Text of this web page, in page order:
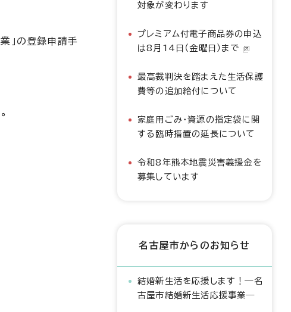
」の登録申請手
対象が変わります
プレミアム付電子商品券の申込
は8月14日（金曜日）まで
最高裁判決を踏まえた生活保護
費等の追加給付について
家庭用ごみ・資源の指定袋に関
する臨時措置の延長について
令和8年熊本地震災害義援金を
募集しています
名古屋市からのお知らせ
結婚新生活を応援します！―名
古屋市結婚新生活応援事業―